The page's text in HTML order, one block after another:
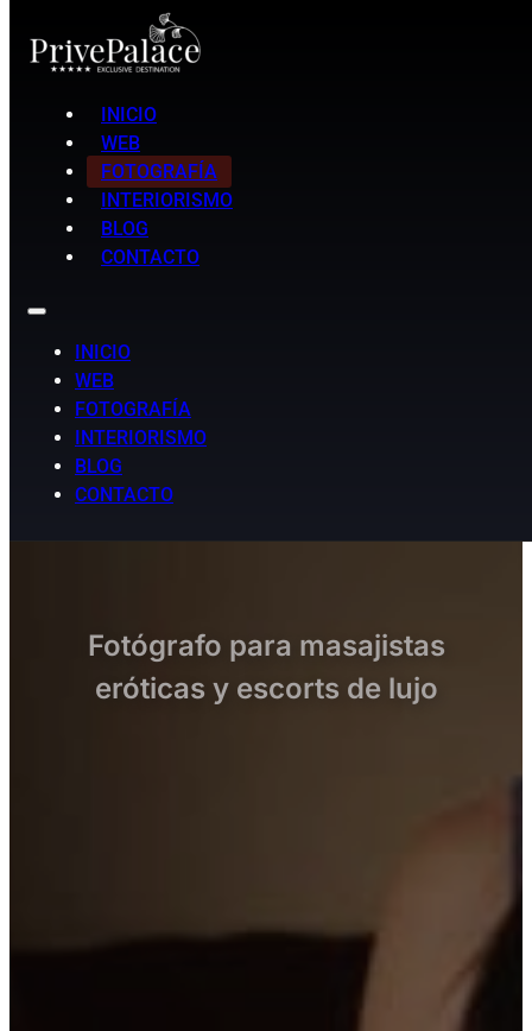
INICIO
WEB
FOTOGRAFÍA
INTERIORISMO
BLOG
CONTACTO
INICIO
WEB
FOTOGRAFÍA
INTERIORISMO
BLOG
CONTACTO
Fotógrafo para masajistas
eróticas y escorts de lujo